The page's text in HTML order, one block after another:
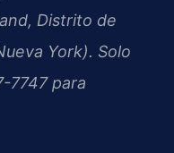
Distrito de
York). Solo
7747 para